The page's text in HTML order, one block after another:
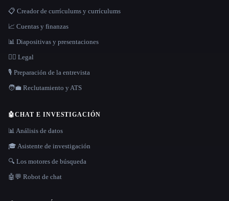
📋 Creador de currículums y currículums
📈 Cuentas y finanzas
📊 Diapositivas y presentaciones
👩‍⚖️ Legal
🎙️ Preparación de la entrevista
🧑‍💼 Reclutamiento y ATS
🤖CHAT E INVESTIGACIÓN
📊 Análisis de datos
🎓 Asistente de investigación
🔍 Los motores de búsqueda
🤖💬 Robot de chat